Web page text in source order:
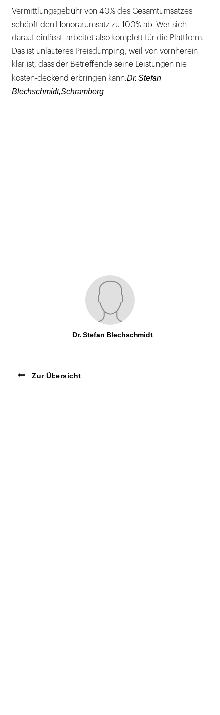
Vermittlungsgebühr von 40% des Gesamtumsatzes
schöpft den Honorarumsatz zu 100% ab. Wer sich
darauf einlässt, arbeitet also komplett für die Plattform.
Das ist unlauteres Preisdumping, weil von vornherein
klar ist, dass der Betreffende seine Leistungen nie
kosten-deckend erbringen kann.Dr. Stefan
Blechschmidt,Schramberg
Dr. Stefan Blechschmidt
Zur Übersicht